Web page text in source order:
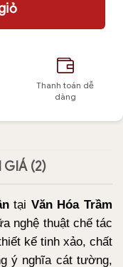
Thanh toán dễ
dàng
GIÁ (2)
tại Văn Hóa Trầm
nghệ thuật chế tác
kế tinh xảo, chất
ý nghĩa cát tường,